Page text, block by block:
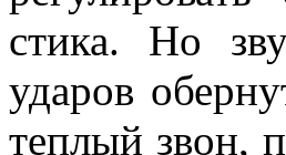
стика. Но
ударов
теплый звон,